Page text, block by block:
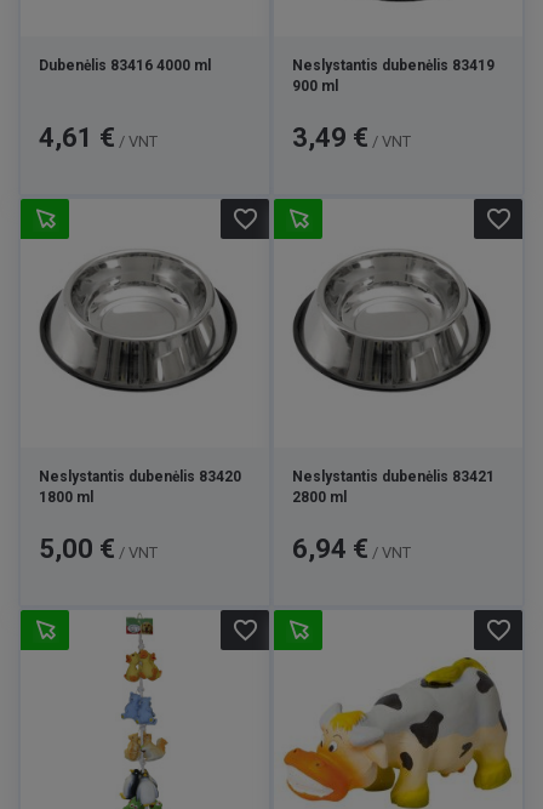
Dubenėlis 83416 4000 ml
Kaina
4,61 € / VNT
Neslystantis dubenėlis 83419
900 ml
Kaina
3,49 € / VNT
Neslystantis dubenėlis 83420
1800 ml
Kaina
5,00 € / VNT
favorite_border
Neslystantis dubenėlis 83421
2800 ml
Kaina
6,94 € / VNT
favorite_border
favorite_border favorite_border